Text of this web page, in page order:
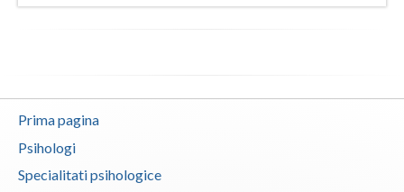
Prima pagina
Psihologi
Specialitati psihologice